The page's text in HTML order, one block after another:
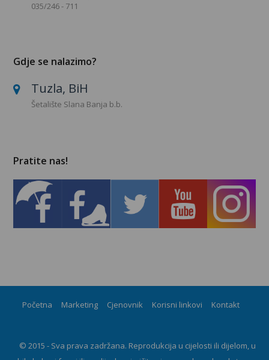
035/246 - 711
Gdje se nalazimo?
Tuzla, BiH
Šetalište Slana Banja b.b.
Pratite nas!
Početna Marketing Cjenovnik Korisni linkovi Kontakt
© 2015 - Sva prava zadržana. Reprodukcija u cijelosti ili dijelom, u